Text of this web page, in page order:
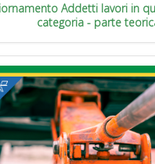
Addetti lavori in
categoria - parte